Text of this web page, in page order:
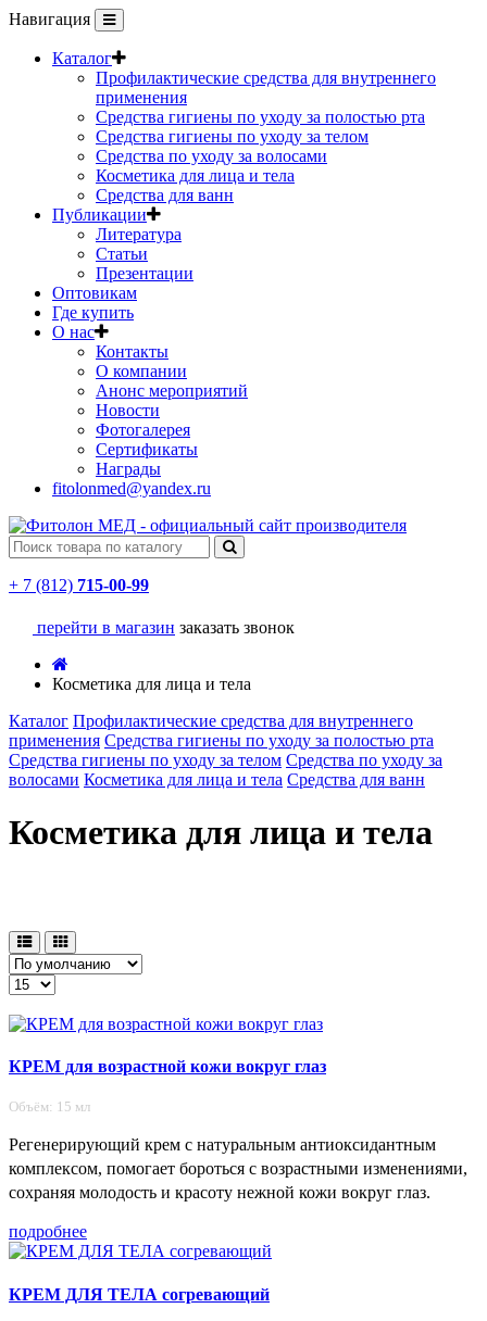
Навигация
Каталог
Профилактические средства для внутреннего
применения
Средства гигиены по уходу за полостью рта
Средства гигиены по уходу за телом
Средства по уходу за волосами
Косметика для лица и тела
Средства для ванн
Публикации
Литература
Статьи
Презентации
Оптовикам
Где купить
О нас
Контакты
О компании
Анонс мероприятий
Новости
Фотогалерея
Сертификаты
Награды
fitolonmed@yandex.ru
+ 7 (812) 715-00-99
перейти в магазин заказать звонок
Косметика для лица и тела
Каталог Профилактические средства для внутреннего
применения Средства гигиены по уходу за полостью рта
Средства гигиены по уходу за телом Средства по уходу за
волосами Косметика для лица и тела Средства для ванн
Косметика для лица и тела
КРЕМ для возрастной кожи вокруг глаз
Объём: 15 мл
Регенерирующий крем с натуральным антиоксидантным
комплексом, помогает бороться с возрастными изменениями,
сохраняя молодость и красоту нежной кожи вокруг глаз.
подробнее
КРЕМ ДЛЯ ТЕЛА согревающий